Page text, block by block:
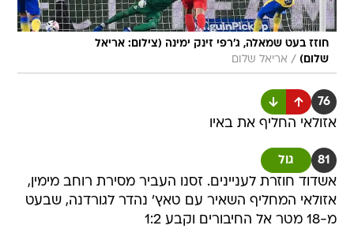
חוזז בעט שמאלה, ג'רפי זינק ימינה (צילום: אריאל
שלום) / אריאל שלום
76
אזולאי החליף את באיו
81 גול
אשדוד חוזרת לעניינים. זסנו העביר מסירת רוחב מימין,
אזולאי המחליף השאיר עם טאץ' נהדר לגורדנה, שבעט
מ-18 מטר אל החיבורים וקבע 1:2